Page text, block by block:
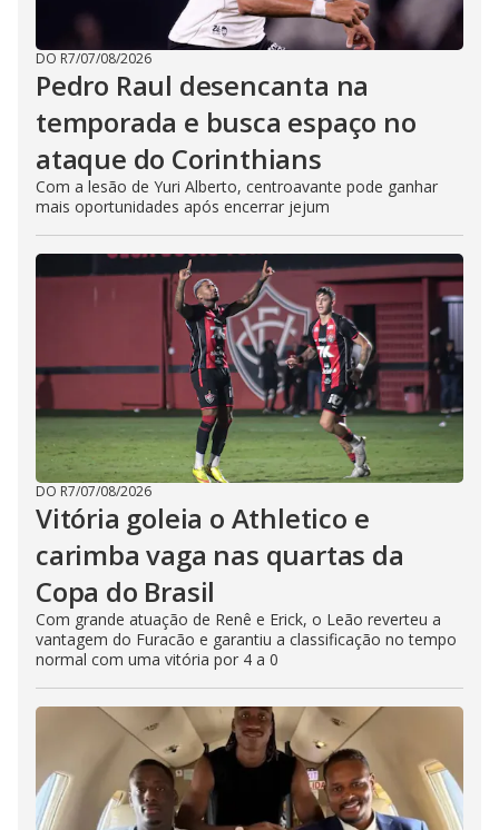
DO R7/07/08/2026
Pedro Raul desencanta na
temporada e busca espaço no
ataque do Corinthians
Com a lesão de Yuri Alberto, centroavante pode ganhar
mais oportunidades após encerrar jejum
DO R7/07/08/2026
Vitória goleia o Athletico e
carimba vaga nas quartas da
Copa do Brasil
Com grande atuação de Renê e Erick, o Leão reverteu a
vantagem do Furacão e garantiu a classificação no tempo
normal com uma vitória por 4 a 0